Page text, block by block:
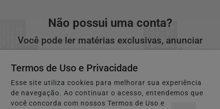
Não possui uma conta?
Você pode ler matérias exclusivas, anunciar
CRIAR MINHA CONTA
Termos de Uso e Privacidade
Esse site utiliza cookies para melhorar sua experiência
de navegação. Ao continuar o acesso, entendemos que
você concorda com nossos Termos de Uso e